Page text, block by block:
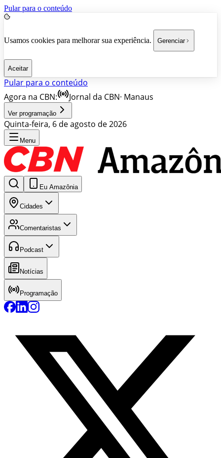
Pular para o conteúdo
Usamos cookies para melhorar sua experiência. Gerenciar
Aceitar
Pular para o conteúdo
Agora na CBN:
Jornal da CBN· Manaus
Ver programação
Quinta-feira, 6 de agosto de 2026
Menu
Eu Amazônia
Cidades
Comentaristas
Podcast
Notícias
Programação